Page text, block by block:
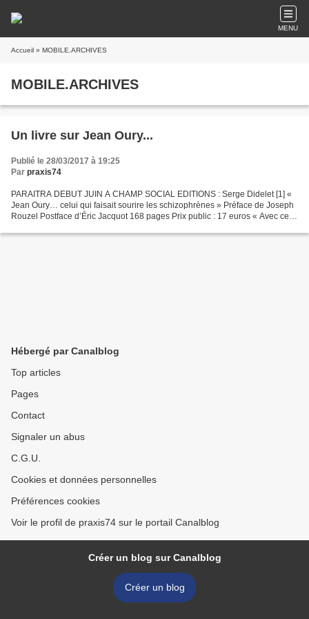
MENU
Accueil » MOBILE.ARCHIVES
MOBILE.ARCHIVES
Un livre sur Jean Oury...
Publié le 28/03/2017 à 19:25
Par praxis74
PARAITRA DEBUT JUIN A CHAMP SOCIAL EDITIONS : Serge Didelet [1] «
Jean Oury… celui qui faisait sourire les schizophrènes » Préface de Joseph
Rouzel Postface d’Éric Jacquot 168 pages Prix public : 17 euros « Avec cet
Hébergé par Canalblog
Top articles
Pages
Contact
Signaler un abus
C.G.U.
Cookies et données personnelles
Préférences cookies
Voir le profil de praxis74 sur le portail Canalblog
Créer un blog sur Canalblog
Créer un blog